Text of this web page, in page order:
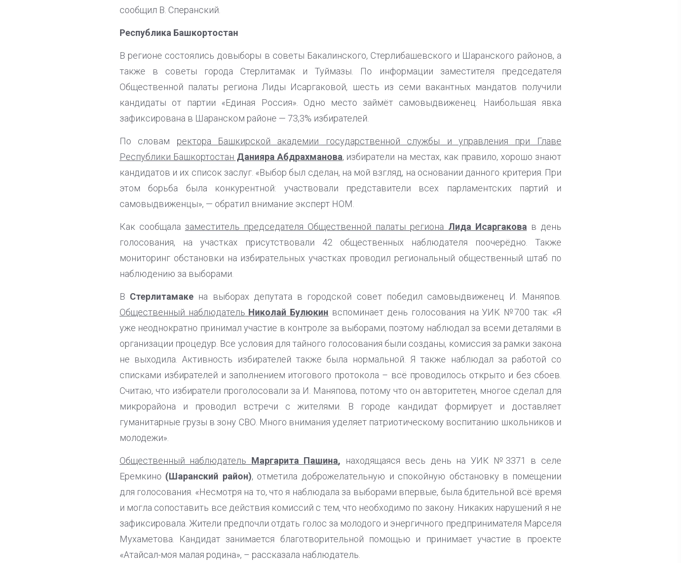
сообщил В. Сперанский.
Республика Башкортостан
В регионе состоялись довыборы в советы Бакалинского, Стерлибашевского и Шаранского районов, а
также в советы города Стерлитамак и Туймазы. По информации заместителя председателя
Общественной палаты региона Лиды Исаргаковой, шесть из семи вакантных мандатов получили
кандидаты от партии «Единая Россия». Одно место займёт самовыдвиженец. Наибольшая явка
зафиксирована в Шаранском районе — 73,3% избирателей.
По словам ректора Башкирской академии государственной службы и управления при Главе
Республики Башкортостан Данияра Абдрахманова, избиратели на местах, как правило, хорошо знают
кандидатов и их список заслуг. «Выбор был сделан, на мой взгляд, на основании данного критерия. При
этом борьба была конкурентной: участвовали представители всех парламентских партий и
самовыдвиженцы», — обратил внимание эксперт НОМ.
Как сообщала заместитель председателя Общественной палаты региона Лида Исаргакова в день
голосования, на участках присутствовали 42 общественных наблюдателя поочерёдно. Также
мониторинг обстановки на избирательных участках проводил региональный общественный штаб по
наблюдению за выборами.
В Стерлитамаке на выборах депутата в городской совет победил самовыдвиженец И. Маняпов.
Общественный наблюдатель Николай Булюкин вспоминает день голосования на УИК №700 так: «Я
уже неоднократно принимал участие в контроле за выборами, поэтому наблюдал за всеми деталями в
организации процедур. Все условия для тайного голосования были созданы, комиссия за рамки закона
не выходила. Активность избирателей также была нормальной. Я также наблюдал за работой со
списками избирателей и заполнением итогового протокола – всё проводилось открыто и без сбоев.
Считаю, что избиратели проголосовали за И. Маняпова, потому что он авторитетен, многое сделал для
микрорайона и проводил встречи с жителями. В городе кандидат формирует и доставляет
гуманитарные грузы в зону СВО. Много внимания уделяет патриотическому воспитанию школьников и
молодежи».
Общественный наблюдатель Маргарита Пашина, находящаяся весь день на УИК №3371 в селе
Еремкино (Шаранский район), отметила доброжелательную и спокойную обстановку в помещении
для голосования. «Несмотря на то, что я наблюдала за выборами впервые, была бдительной всё время
и могла сопоставить все действия комиссий с тем, что необходимо по закону. Никаких нарушений я не
зафиксировала. Жители предпочли отдать голос за молодого и энергичного предпринимателя Марселя
Мухаметова. Кандидат занимается благотворительной помощью и принимает участие в проекте
«Атайсал-моя малая родина», – рассказала наблюдатель.